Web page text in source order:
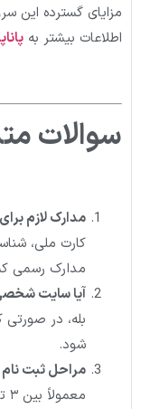
مزایای گسترده این
اطلاعات بیشتر به
سوالات
مدارک لازم
کارت ملی،
مدارک رسمی
آیا سایت
بله، در صورتی
شود.
مراحل ثبت